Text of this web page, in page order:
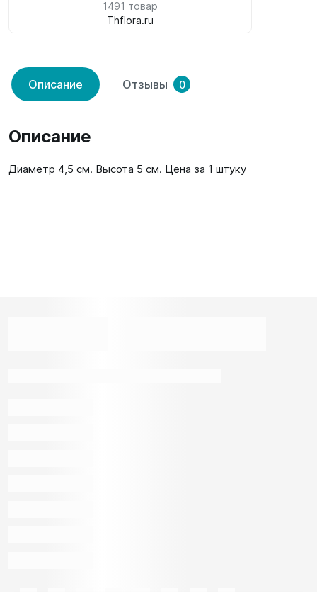
1491 товар
Thflora.ru
Описание Отзывы 0
Описание
Диаметр 4,5 см. Высота 5 см. Цена за 1 штуку